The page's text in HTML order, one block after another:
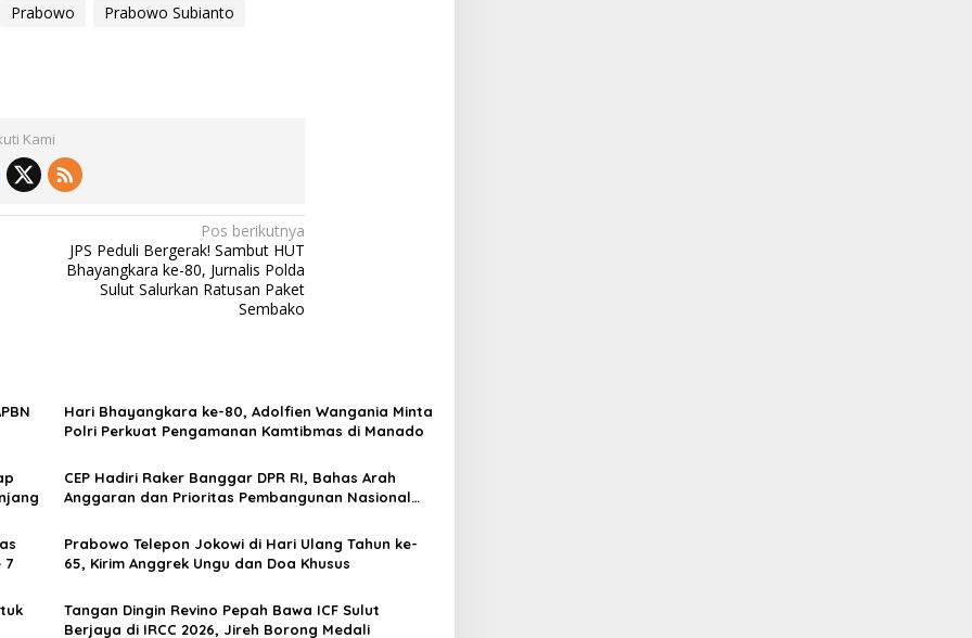
Prabowo
Prabowo Subianto
Kami
Pos berikutnya
JPS Peduli Bergerak! Sambut HUT
Bhayangkara ke-80, Jurnalis Polda
Sulut Salurkan Ratusan Paket
Sembako
‎Hari Bhayangkara ke-80, Adolfien Wangania Minta
Polri Perkuat Pengamanan Kamtibmas di Manado
CEP Hadiri Raker Banggar DPR RI, Bahas Arah
Anggaran dan Prioritas Pembangunan Nasional
7
Prabowo Telepon Jokowi di Hari Ulang Tahun ke-
65, Kirim Anggrek Ungu dan Doa Khusus
Tangan Dingin Revino Pepah Bawa ICF Sulut
Berjaya di IRCC 2026, Jireh Borong Medali